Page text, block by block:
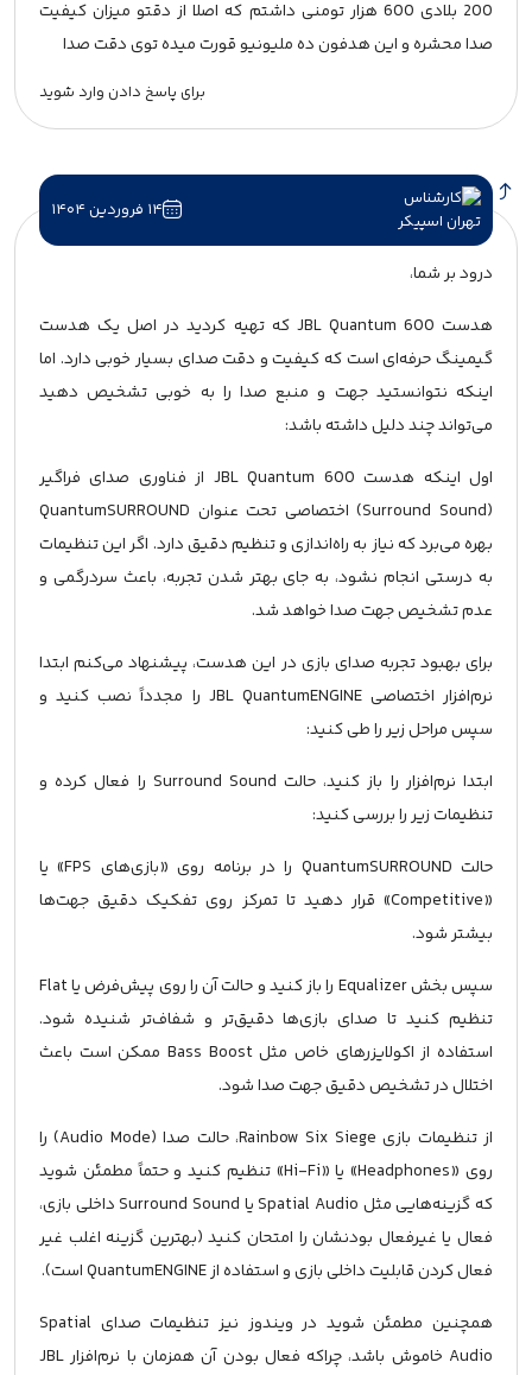
200 بلادی 600 هزار تومنی داشتم که اصلا از دقتو میزان کیفیت
صدا محشره و این هدفون ده ملیونیو قورت میده توی دقت صدا
برای پاسخ دادن وارد شوید
۱۴ فروردین ۱۴۰۴
درود بر شما،
هدست JBL Quantum 600 که تهیه کردید در اصل یک هدست
گیمینگ حرفه‌ای است که کیفیت و دقت صدای بسیار خوبی دارد. اما
اینکه نتوانستید جهت و منبع صدا را به خوبی تشخیص دهید
می‌تواند چند دلیل داشته باشد:
اول اینکه هدست JBL Quantum 600 از فناوری صدای فراگیر
(Surround Sound) اختصاصی تحت عنوان QuantumSURROUND
بهره می‌برد که نیاز به راه‌اندازی و تنظیم دقیق دارد. اگر این تنظیمات
به درستی انجام نشود، به جای بهتر شدن تجربه، باعث سردرگمی و
عدم تشخیص جهت صدا خواهد شد.
برای بهبود تجربه صدای بازی در این هدست، پیشنهاد می‌کنم ابتدا
نرم‌افزار اختصاصی JBL QuantumENGINE را مجدداً نصب کنید و
سپس مراحل زیر را طی کنید:
ابتدا نرم‌افزار را باز کنید، حالت Surround Sound را فعال کرده و
تنظیمات زیر را بررسی کنید:
حالت QuantumSURROUND را در برنامه روی «بازی‌های FPS» یا
«Competitive» قرار دهید تا تمرکز روی تفکیک دقیق جهت‌ها
بیشتر شود.
سپس بخش Equalizer را باز کنید و حالت آن را روی پیش‌فرض یا Flat
تنظیم کنید تا صدای بازی‌ها دقیق‌تر و شفاف‌تر شنیده شود.
استفاده از اکولایزرهای خاص مثل Bass Boost ممکن است باعث
اختلال در تشخیص دقیق جهت صدا شود.
از تنظیمات بازی Rainbow Six Siege، حالت صدا (Audio Mode) را
روی «Headphones» یا «Hi-Fi» تنظیم کنید و حتماً مطمئن شوید
که گزینه‌هایی مثل Spatial Audio یا Surround Sound داخلی بازی،
فعال یا غیرفعال بودنشان را امتحان کنید (بهترین گزینه اغلب غیر
فعال کردن قابلیت داخلی بازی و استفاده از QuantumENGINE است).
همچنین مطمئن شوید در ویندوز نیز تنظیمات صدای Spatial
Audio خاموش باشد، چراکه فعال بودن آن همزمان با نرم‌افزار JBL